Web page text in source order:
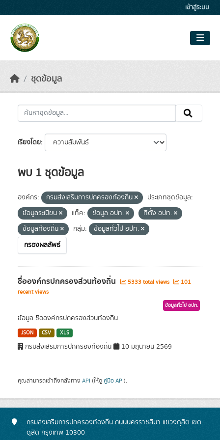
เข้าสู่ระบบ
ชุดข้อมูล
เรียงโดย
พบ 1 ชุดข้อมูล
องค์กร: กรมส่งเสริมการปกครองท้องถิ่น
ประเภทชุดข้อมูล:
ข้อมูลระเบียน
แท็ค: ข้อมูล อปท.
ที่ตั้ง อปท.
ข้อมูลท้องถิ่น
กลุ่ม:
ข้อมูลทั่วไป อปท.
กรองผลลัพธ์
ชื่อองค์กรปกครองส่วนท้องถิ่น 5333 total views
101
recent views
ข้อมูลทั่วไป อปท.
ข้อมูล ชื่อองค์กรปกครองส่วนท้องถิ่น
JSON CSV XLS
กรมส่งเสริมการปกครองท้องถิ่น 10 มิถุนายน 2569
คุณสามารถเข้าถึงคลังทาง API (ให้ดู คู่มือ API).
กรมส่งเสริมการปกครองท้องถิ่น ถนนนครราชสีมา แขวงดุสิต เขต
ดุสิต กรุงเทพ 10300